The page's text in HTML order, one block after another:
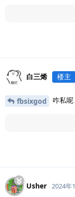
白三烯 楼主
fbsixgod 咋私
Usher 2024年